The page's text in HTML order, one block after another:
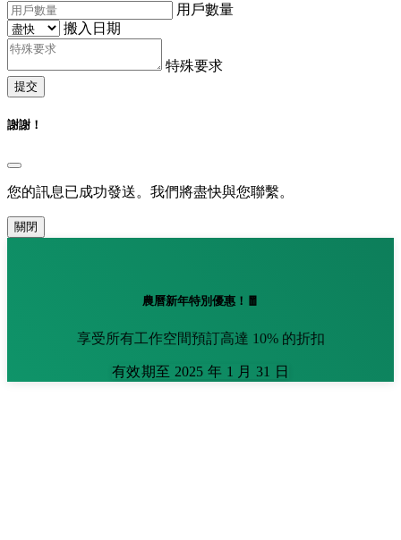
用戶數量
搬入日期
特殊要求
提交
謝謝！
您的訊息已成功發送。我們將盡快與您聯繫。
關閉
農曆新年特別優惠！🧧
享受所有工作空間預訂高達 10% 的折扣
有效期至 2025 年 1 月 31 日